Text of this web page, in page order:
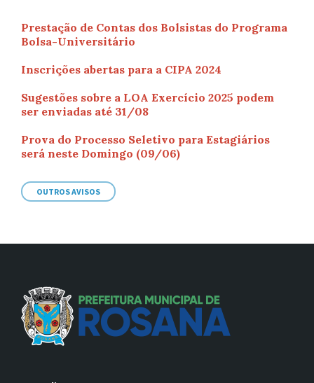
Prestação de Contas dos Bolsistas do Programa
Bolsa-Universitário
Inscrições abertas para a CIPA 2024
Sugestões sobre a LOA Exercício 2025 podem
ser enviadas até 31/08
Prova do Processo Seletivo para Estagiários
será neste Domingo (09/06)
OUTROS AVISOS